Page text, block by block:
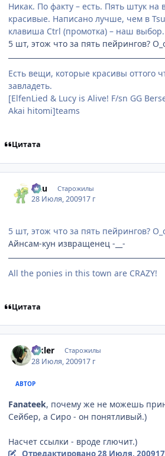
Никак. По факту – есть. Пять штук на
красивые. Написано лучше, чем в
клавиша Ctrl (промотка) – наш выбор.
5 шт, этож что за пять пейрингов?
Есть вещи, которые красивы оттого
завладеть.
[ElfenLied & Lucy is Alive! F/sn GG
Akai hitomi]teams
Цитата
Кuu Старожилы
28 Июля, 200917 г
5 шт, этож что за пять пейрингов?
Айнсам-кун извращенец -__-
All the ponies in this town are CRAZY!
Цитата
Elkler Старожилы
28 Июля, 200917 г
АВТОР
Fanateek, почему же не можешь
Сейбер, а Сиро - он понятливый.)
Насчет ссылки - вроде глючит.)
Отредактировано28 Июля, 2009